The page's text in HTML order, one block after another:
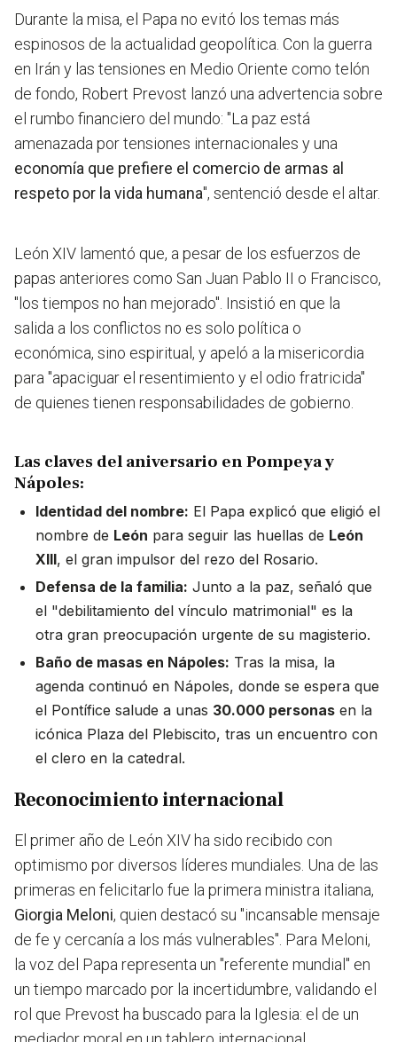
Durante la misa, el Papa no evitó los temas más
espinosos de la actualidad geopolítica. Con la guerra
en Irán y las tensiones en Medio Oriente como telón
de fondo, Robert Prevost lanzó una advertencia sobre
el rumbo financiero del mundo: "La paz está
amenazada por tensiones internacionales y una
economía que prefiere el comercio de armas al
respeto por la vida humana", sentenció desde el altar.
León XIV lamentó que, a pesar de los esfuerzos de
papas anteriores como San Juan Pablo II o Francisco,
"los tiempos no han mejorado". Insistió en que la
salida a los conflictos no es solo política o
económica, sino espiritual, y apeló a la misericordia
para "apaciguar el resentimiento y el odio fratricida"
de quienes tienen responsabilidades de gobierno.
Las claves del aniversario en Pompeya y
Nápoles:
Identidad del nombre: El Papa explicó que eligió el
nombre de León para seguir las huellas de León
XIII, el gran impulsor del rezo del Rosario.
Defensa de la familia: Junto a la paz, señaló que
el "debilitamiento del vínculo matrimonial" es la
otra gran preocupación urgente de su magisterio.
Baño de masas en Nápoles: Tras la misa, la
agenda continuó en Nápoles, donde se espera que
el Pontífice salude a unas 30.000 personas en la
icónica Plaza del Plebiscito, tras un encuentro con
el clero en la catedral.
Reconocimiento internacional
El primer año de León XIV ha sido recibido con
optimismo por diversos líderes mundiales. Una de las
primeras en felicitarlo fue la primera ministra italiana,
Giorgia Meloni, quien destacó su "incansable mensaje
de fe y cercanía a los más vulnerables". Para Meloni,
la voz del Papa representa un "referente mundial" en
un tiempo marcado por la incertidumbre, validando el
rol que Prevost ha buscado para la Iglesia: el de un